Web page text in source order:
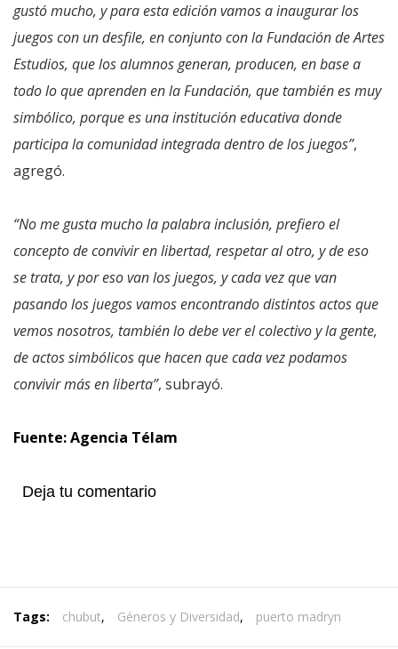
gustó mucho, y para esta edición vamos a inaugurar los
juegos con un desfile, en conjunto con la Fundación de Artes
Estudios, que los alumnos generan, producen, en base a
todo lo que aprenden en la Fundación, que también es muy
simbólico, porque es una institución educativa donde
participa la comunidad integrada dentro de los juegos”,
agregó.
“No me gusta mucho la palabra inclusión, prefiero el
concepto de convivir en libertad, respetar al otro, y de eso
se trata, y por eso van los juegos, y cada vez que van
pasando los juegos vamos encontrando distintos actos que
vemos nosotros, también lo debe ver el colectivo y la gente,
de actos simbólicos que hacen que cada vez podamos
convivir más en liberta”, subrayó.
Fuente: Agencia Télam
Deja tu comentario
Tags: chubut, Géneros y Diversidad, puerto madryn